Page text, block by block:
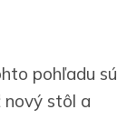
pohľadu sú
nový stôl a